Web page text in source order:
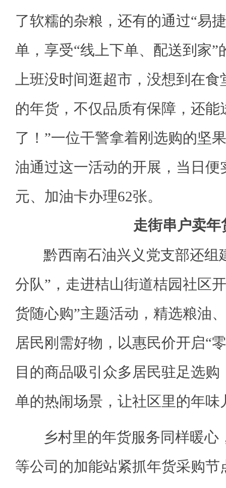
了软糯的杂粮，还有的通过“易
单，享受“线上下单、配送到家”
上班没时间逛超市，没想到在
的年货，不仅品质有保障，还能
了！”一位干警拿着刚选购的坚
油通过这一活动的开展，当日便
元、加油卡办理62张。
走街串户卖年
黔西南石油兴义党支部还组
分队”，走进桔山街道桔园社区
货随心购”主题活动，精选粮油
居民刚需好物，以惠民价开启“
目的商品吸引众多居民驻足选
单的热闹场景，让社区里的年味
乡村里的年货服务同样暖心
等公司的加能站紧抓年货采购节